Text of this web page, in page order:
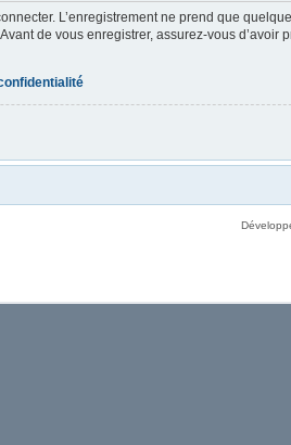
L’enregistrement ne prend que
de vous enregistrer, assurez-vous